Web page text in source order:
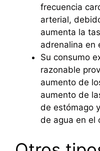
frecuencia
arterial,
aumenta la
adrenalina en
Su consumo
razonable
aumento de
aumento de
de estómago
de agua en el